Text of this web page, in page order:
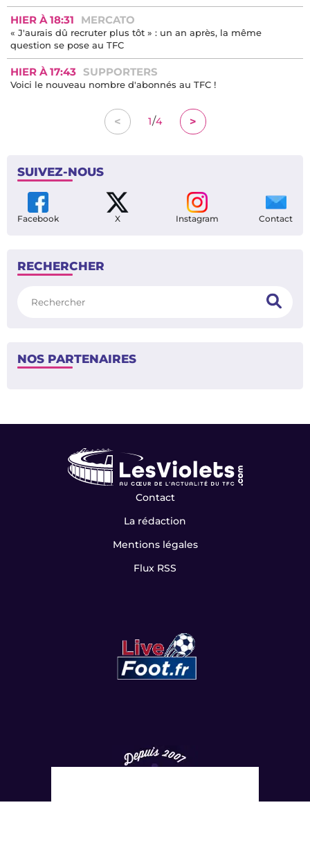
HIER À 18:31 MERCATO
« J'aurais dû recruter plus tôt » : un an après, la même
question se pose au TFC
HIER À 17:43 SUPPORTERS
Voici le nouveau nombre d'abonnés au TFC !
< 1/4 >
SUIVEZ-NOUS
Facebook X Instagram Contact
RECHERCHER
NOS PARTENAIRES
Contact
La rédaction
Mentions légales
Flux RSS